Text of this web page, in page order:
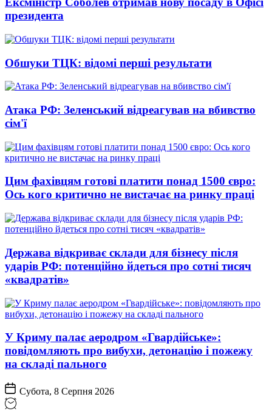
президента
Обшуки ТЦК: відомі перші результати
Атака РФ: Зеленський відреагував на вбивство
сім'ї
Цим фахівцям готові платити понад 1500 євро:
Ось кого критично не вистачає на ринку праці
Держава відкриває склади для бізнесу після
ударів РФ: потенційно йдеться про сотні тисяч
«квадратів»
У Криму палає аеродром «Гвардійське»:
повідомляють про вибухи, детонацію і пожежу
на складі пального
Субота, 8 Серпня 2026